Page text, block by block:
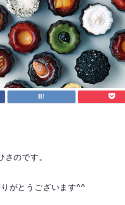
さのです。
がとうございます^^